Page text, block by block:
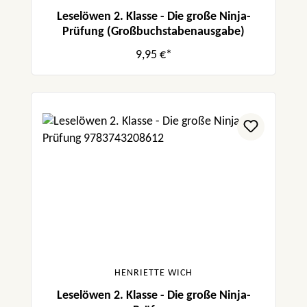
Leselöwen 2. Klasse - Die große Ninja-
Prüfung (Großbuchstabenausgabe)
9,95 €*
HENRIETTE WICH
Leselöwen 2. Klasse - Die große Ninja-